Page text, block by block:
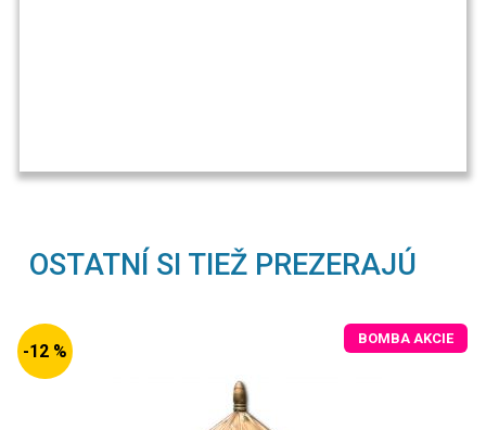
OSTATNÍ SI TIEŽ PREZERAJÚ
-12 %
BOMBA AKCIE